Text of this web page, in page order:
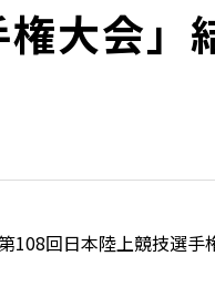
大会」
回日本陸上競技選